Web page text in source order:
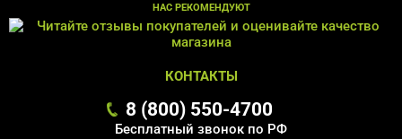
НАС РЕКОМЕНДУЮТ
КОНТАКТЫ
8 (800) 550-4700
Бесплатный звонок по РФ